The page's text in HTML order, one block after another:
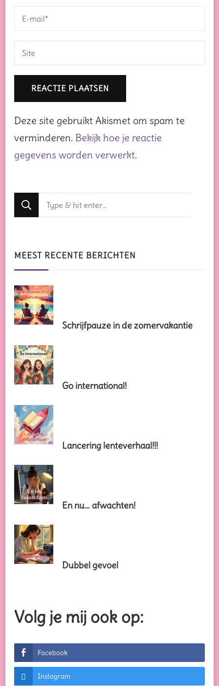
Deze site gebruikt Akismet om spam te
verminderen. Bekijk hoe je reactie
gegevens worden verwerkt.
Op
zoek
iets?
MEEST RECENTE BERICHTEN
Schrijfpauze in de zomervakantie
Go international!
Lancering lenteverhaal!!!
En nu… afwachten!
Dubbel gevoel
Volg je mij ook op:
Facebook
Instagram